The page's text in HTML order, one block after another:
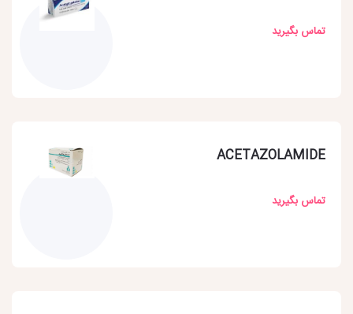
تماس بگیرید
ACETAZOLAMIDE
تماس بگیرید